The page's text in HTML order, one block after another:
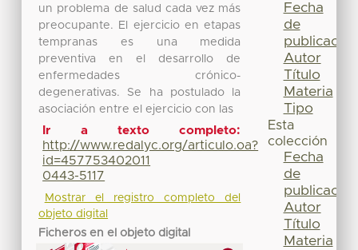
un problema de salud cada vez más
preocupante. El ejercicio en etapas
tempranas es una medida
preventiva en el desarrollo de
enfermedades crónico-
degenerativas. Se ha postulado la
asociación entre el ejercicio con las
Ir a texto completo:
http://www.redalyc.org/articulo.oa?
id=457753402011
0443-5117
Mostrar el registro completo del
objeto digital
Ficheros en el objeto digital
Fecha
de
publicación
Autor
Título
Materia
Tipo
Esta
colección
Fecha
de
publicación
Autor
Título
Materia